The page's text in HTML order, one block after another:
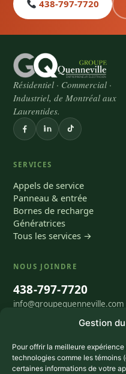
Gestion
Pour offrir la meilleure
technologies comme les témoins
certaines informations de votre
438-797-7720
Résidentiel · Commercial ·
Industriel, de Montréal aux
Laurentides.
SERVICES
Appels de service
Panneau & entrée
Bornes de recharge
Génératrices
Tous les services →
NOUS JOINDRE
438-797-7720
info@groupequenneville.com
8 h
Sam – Dim